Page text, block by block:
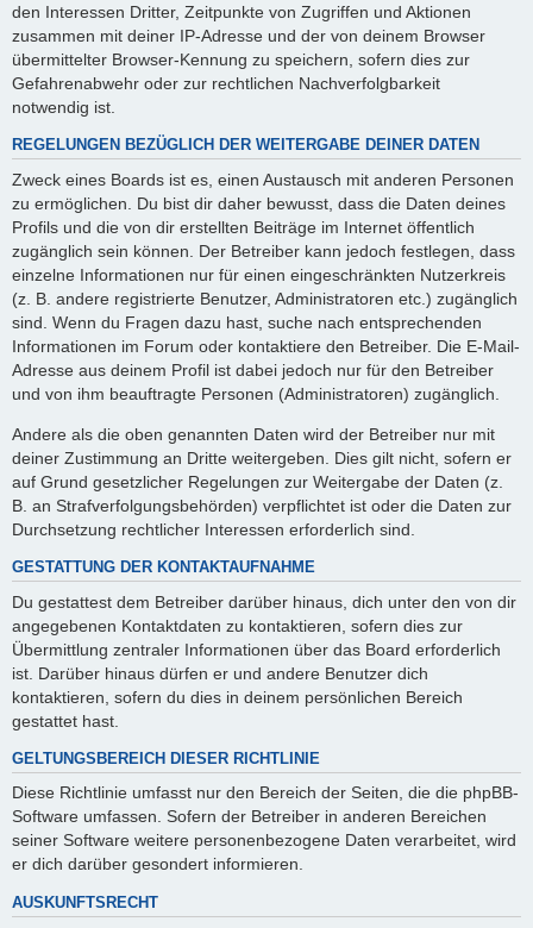
den Interessen Dritter, Zeitpunkte von Zugriffen und Aktionen
zusammen mit deiner IP-Adresse und der von deinem Browser
übermittelter Browser-Kennung zu speichern, sofern dies zur
Gefahrenabwehr oder zur rechtlichen Nachverfolgbarkeit
notwendig ist.
REGELUNGEN BEZÜGLICH DER WEITERGABE DEINER DATEN
Zweck eines Boards ist es, einen Austausch mit anderen Personen
zu ermöglichen. Du bist dir daher bewusst, dass die Daten deines
Profils und die von dir erstellten Beiträge im Internet öffentlich
zugänglich sein können. Der Betreiber kann jedoch festlegen, dass
einzelne Informationen nur für einen eingeschränkten Nutzerkreis
(z. B. andere registrierte Benutzer, Administratoren etc.) zugänglich
sind. Wenn du Fragen dazu hast, suche nach entsprechenden
Informationen im Forum oder kontaktiere den Betreiber. Die E-Mail-
Adresse aus deinem Profil ist dabei jedoch nur für den Betreiber
und von ihm beauftragte Personen (Administratoren) zugänglich.
Andere als die oben genannten Daten wird der Betreiber nur mit
deiner Zustimmung an Dritte weitergeben. Dies gilt nicht, sofern er
auf Grund gesetzlicher Regelungen zur Weitergabe der Daten (z.
B. an Strafverfolgungsbehörden) verpflichtet ist oder die Daten zur
Durchsetzung rechtlicher Interessen erforderlich sind.
GESTATTUNG DER KONTAKTAUFNAHME
Du gestattest dem Betreiber darüber hinaus, dich unter den von dir
angegebenen Kontaktdaten zu kontaktieren, sofern dies zur
Übermittlung zentraler Informationen über das Board erforderlich
ist. Darüber hinaus dürfen er und andere Benutzer dich
kontaktieren, sofern du dies in deinem persönlichen Bereich
gestattet hast.
GELTUNGSBEREICH DIESER RICHTLINIE
Diese Richtlinie umfasst nur den Bereich der Seiten, die die phpBB-
Software umfassen. Sofern der Betreiber in anderen Bereichen
seiner Software weitere personenbezogene Daten verarbeitet, wird
er dich darüber gesondert informieren.
AUSKUNFTSRECHT